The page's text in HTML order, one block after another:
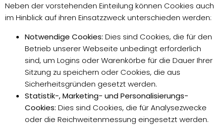
Neben der vorstehenden Einteilung können Cookies auch
im Hinblick auf ihren Einsatzzweck unterschieden werden:
Notwendige Cookies: Dies sind Cookies, die für den
Betrieb unserer Webseite unbedingt erforderlich
sind, um Logins oder Warenkörbe für die Dauer Ihrer
Sitzung zu speichern oder Cookies, die aus
Sicherheitsgründen gesetzt werden.
Statistik-, Marketing- und Personalisierungs-
Cookies: Dies sind Cookies, die für Analysezwecke
oder die Reichweitenmessung eingesetzt werden.